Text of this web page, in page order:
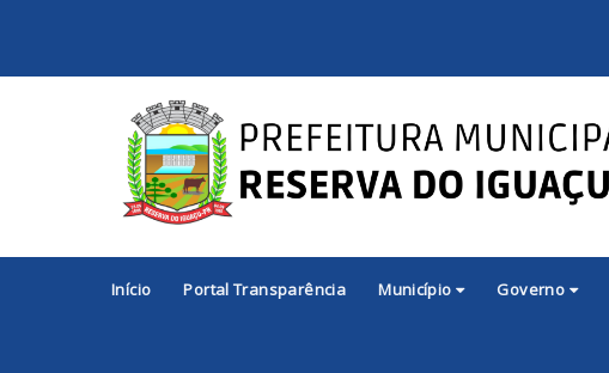
Início Portal Transparência Município Governo